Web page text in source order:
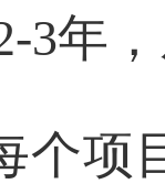
3年
个项